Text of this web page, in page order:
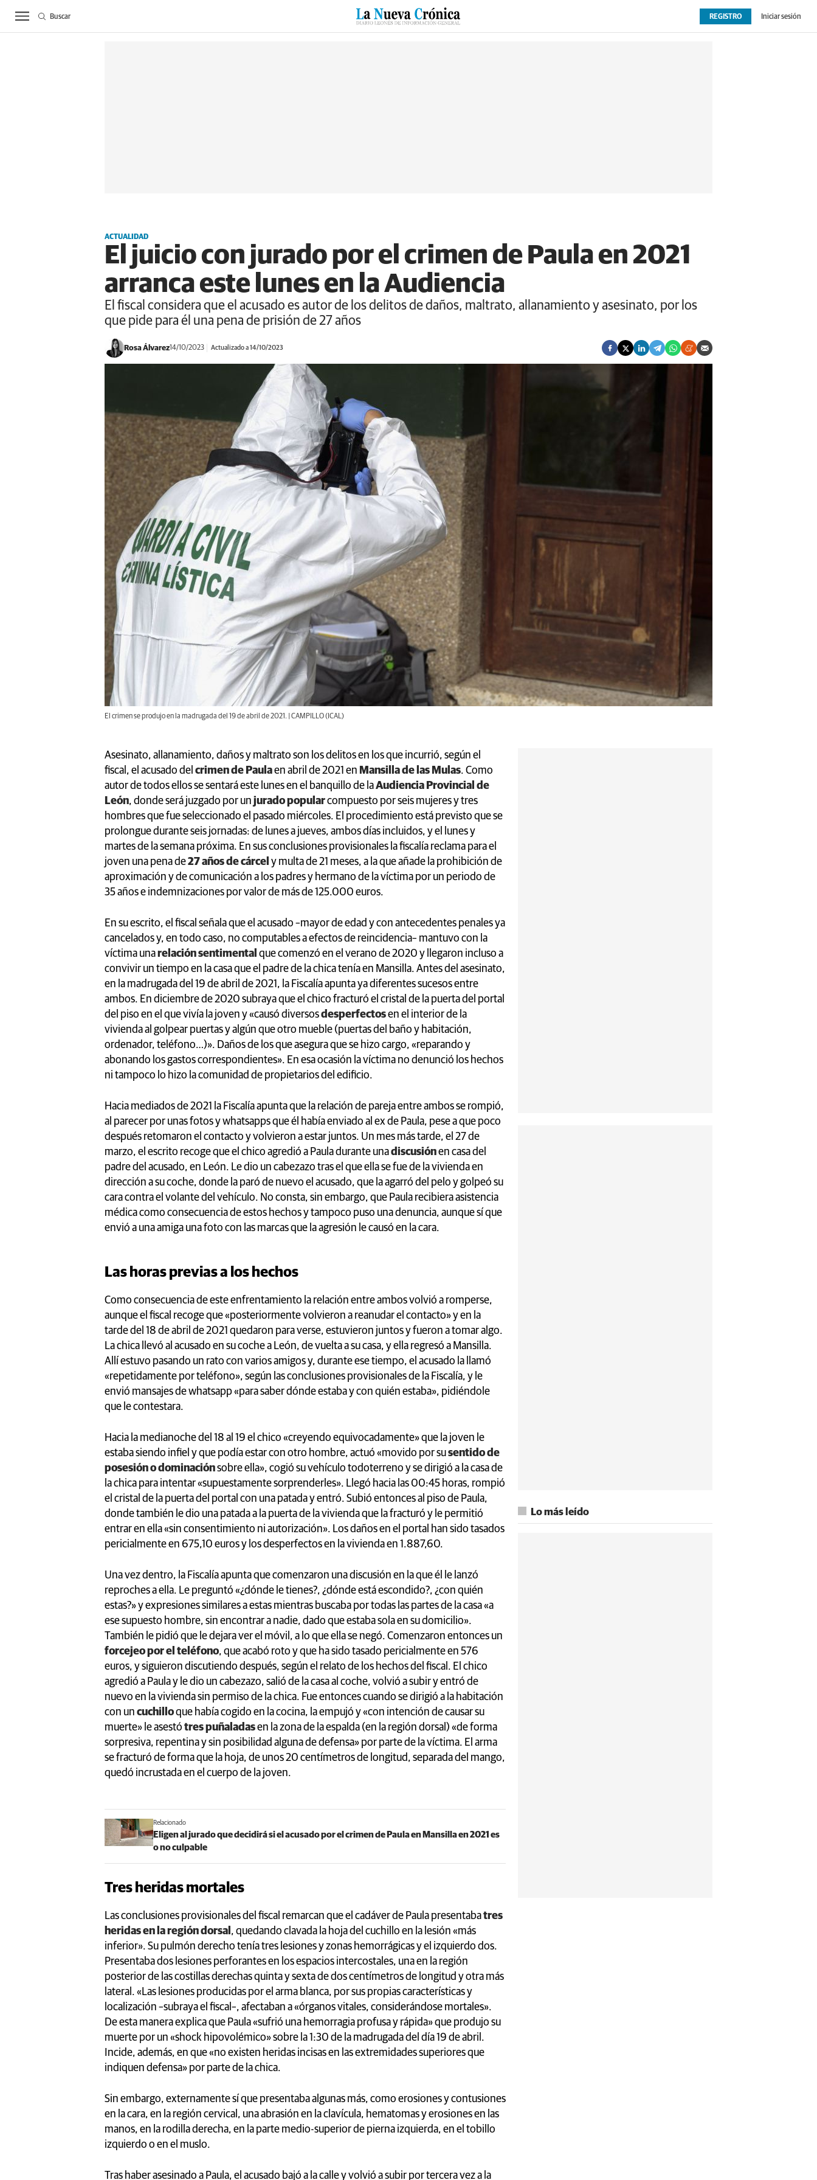
ACTUALIDAD BIERZO SUCESOS CULTURAS ESPECIALES DEPORTES OPINIÓN EXTRAS
REGISTRO Iniciar sesión
Buscar
ACTUALIDAD
El juicio con jurado por el crimen de Paula en 2021
arranca este lunes en la Audiencia
El fiscal considera que el acusado es autor de los delitos de daños, maltrato, allanamiento y asesinato, por los
que pide para él una pena de prisión de 27 años
Rosa Álvarez14/10/2023 Actualizado a 14/10/2023
El crimen se produjo en la madrugada del 19 de abril de 2021. | CAMPILLO (ICAL)
Asesinato, allanamiento, daños y maltrato son los delitos en los que incurrió, según el
fiscal, el acusado del crimen de Paulaen abril de 2021 en Mansilla de las Mulas. Como
autor de todos ellos se sentará este lunes en el banquillo de laAudiencia Provincial de
León, donde será juzgado por un jurado popularcompuesto por seis mujeres y tres
hombres que fue seleccionado el pasado miércoles. El procedimiento está previsto que se
prolongue durante seis jornadas: de lunes a jueves, ambos días incluidos, y el lunes y
martes de la semana próxima. En sus conclusiones provisionales la fiscalía reclama para el
joven una pena de27 años de cárcel y multa de 21 meses, a la que añade la prohibición de
aproximación y de comunicación a los padres y hermano de la víctima por un periodo de
35 años e indemnizaciones por valor de más de 125.000 euros.
En su escrito, el fiscal señala que el acusado –mayor de edad y con antecedentes penales ya
cancelados y, en todo caso, no computables a efectos de reincidencia– mantuvo con la
víctima unarelación sentimental que comenzó en el verano de 2020 y llegaron incluso a
convivir un tiempo en la casa que el padre de la chica tenía en Mansilla. Antes del asesinato,
en la madrugada del 19 de abril de 2021, la Fiscalía apunta ya diferentes sucesos entre
ambos. En diciembre de 2020 subraya que el chico fracturó el cristal de la puerta del portal
del piso en el que vivía la joven y «causó diversosdesperfectosen el interior de la
vivienda al golpear puertas y algún que otro mueble (puertas del baño y habitación,
ordenador, teléfono…)». Daños de los que asegura que se hizo cargo, «reparando y
abonando los gastos correspondientes». En esa ocasión la víctima no denunció los hechos
ni tampoco lo hizo la comunidad de propietarios del edificio.
Hacia mediados de 2021 la Fiscalía apunta que la relación de pareja entre ambos se rompió,
al parecer por unas fotos y whatsapps que él había enviado al ex de Paula, pese a que poco
después retomaron el contacto y volvieron a estar juntos. Un mes más tarde, el 27 de
marzo, el escrito recoge que el chico agredió a Paula durante unadiscusiónen casa del
padre del acusado, en León. Le dio un cabezazo tras el que ella se fue de la vivienda en
dirección a su coche, donde la paró de nuevo el acusado, que la agarró del pelo y golpeó su
cara contra el volante del vehículo. No consta, sin embargo, que Paula recibiera asistencia
médica como consecuencia de estos hechos y tampoco puso una denuncia, aunque sí que
envió a una amiga una foto con las marcas que la agresión le causó en la cara.
Las horas previas a los hechos
Como consecuencia de este enfrentamiento la relación entre ambos volvió a romperse,
aunque el fiscal recoge que «posteriormente volvieron a reanudar el contacto» y en la
tarde del 18 de abril de 2021 quedaron para verse, estuvieron juntos y fueron a tomar algo.
La chica llevó al acusado en su coche a León, de vuelta a su casa, y ella regresó a Mansilla.
Allí estuvo pasando un rato con varios amigos y, durante ese tiempo, el acusado la llamó
«repetidamente por teléfono», según las conclusiones provisionales de la Fiscalía, y le
envió mansajes de whatsapp «para saber dónde estaba y con quién estaba», pidiéndole
que le contestara.
Hacia la medianoche del 18 al 19 el chico «creyendo equivocadamente» que la joven le
estaba siendo infiel y que podía estar con otro hombre, actuó «movido por susentido de
posesión o dominaciónsobre ella», cogió su vehículo todoterreno y se dirigió a la casa de
la chica para intentar «supuestamente sorprenderles». Llegó hacia las 00:45 horas, rompió
el cristal de la puerta del portal con una patada y entró. Subió entonces al piso de Paula,
donde también le dio una patada a la puerta de la vivienda que la fracturó y le permitió
entrar en ella «sin consentimiento ni autorización». Los daños en el portal han sido tasados
pericialmente en 675,10 euros y los desperfectos en la vivienda en 1.887,60.
Una vez dentro, la Fiscalía apunta que comenzaron una discusión en la que él le lanzó
reproches a ella. Le preguntó «¿dónde le tienes?, ¿dónde está escondido?, ¿con quién
estas?» y expresiones similares a estas mientras buscaba por todas las partes de la casa «a
ese supuesto hombre, sin encontrar a nadie, dado que estaba sola en su domicilio».
También le pidió que le dejara ver el móvil, a lo que ella se negó. Comenzaron entonces un
forcejeo por el teléfono, que acabó roto y que ha sido tasado pericialmente en 576
euros, y siguieron discutiendo después, según el relato de los hechos del fiscal. El chico
agredió a Paula y le dio un cabezazo, salió de la casa al coche, volvió a subir y entró de
nuevo en la vivienda sin permiso de la chica. Fue entonces cuando se dirigió a la habitación
con un cuchilloque había cogido en la cocina, la empujó y «con intención de causar su
muerte» le asestó tres puñaladasen la zona de la espalda (en la región dorsal) «de forma
sorpresiva, repentina y sin posibilidad alguna de defensa» por parte de la víctima. El arma
se fracturó de forma que la hoja, de unos 20 centímetros de longitud, separada del mango,
quedó incrustada en el cuerpo de la joven.
Relacionado
Eligen al jurado que decidirá si el acusado por el crimen de Paula en Mansilla en 2021 es
o no culpable
Tres heridas mortales
Las conclusiones provisionales del fiscal remarcan que el cadáver de Paula presentabatres
heridas en la región dorsal , quedando clavada la hoja del cuchillo en la lesión «más
inferior». Su pulmón derecho tenía tres lesiones y zonas hemorrágicas y el izquierdo dos.
Presentaba dos lesiones perforantes en los espacios intercostales, una en la región
posterior de las costillas derechas quinta y sexta de dos centímetros de longitud y otra más
lateral. «Las lesiones producidas por el arma blanca, por sus propias características y
localización –subraya el fiscal–, afectaban a «órganos vitales, considerándose mortales».
De esta manera explica que Paula «sufrió una hemorragia profusa y rápida» que produjo su
muerte por un «shock hipovolémico» sobre la 1:30 de la madrugada del día 19 de abril.
Incide, además, en que «no existen heridas incisas en las extremidades superiores que
indiquen defensa» por parte de la chica.
Sin embargo, externamente sí que presentaba algunas más, como erosiones y contusiones
en la cara, en la región cervical, una abrasión en la clavícula, hematomas y erosiones en las
manos, en la rodilla derecha, en la parte medio-superior de pierna izquierda, en el tobillo
izquierdo o en el muslo.
Tras haber asesinado a Paula, el acusado bajó a la calle y volvió a subir por tercera vez a la
Lo más leído